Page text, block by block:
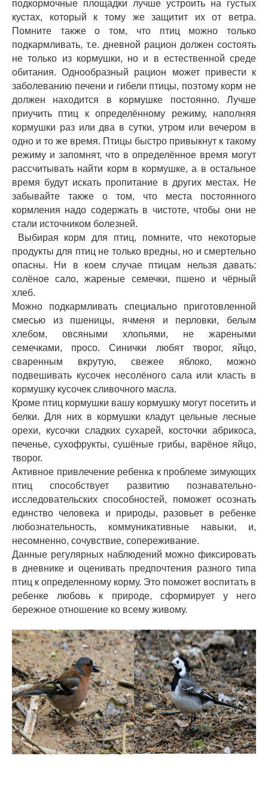
подкормочные площадки лучше устроить на густых
кустах, который к тому же защитит их от ветра.
Помните также о том, что птиц можно только
подкармливать, т.е. дневной рацион должен состоять
не только из кормушки, но и в естественной среде
обитания. Однообразный рацион может привести к
заболеванию печени и гибели птицы, поэтому корм не
должен находится в кормушке постоянно. Лучше
приучить птиц к определённому режиму, наполняя
кормушки раз или два в сутки, утром или вечером в
одно и то же время. Птицы быстро привыкнут к такому
режиму и запомнят, что в определённое время могут
рассчитывать найти корм в кормушке, а в остальное
время будут искать пропитание в других местах. Не
забывайте также о том, что места постоянного
кормления надо содержать в чистоте, чтобы они не
стали источником болезней.
Выбирая корм для птиц, помните, что некоторые
продукты для птиц не только вредны, но и смертельно
опасны. Ни в коем случае птицам нельзя давать:
солёное сало, жареные семечки, пшено и чёрный
хлеб.
Можно подкармливать специально приготовленной
смесью из пшеницы, ячменя и перловки, белым
хлебом, овсяными хлопьями, не жареными
семечками, просо. Синички любят творог, яйцо,
сваренным вкрутую, свежее яблоко, можно
подвешивать кусочек несолёного сала или класть в
кормушку кусочек сливочного масла.
Кроме птиц кормушки вашу кормушку могут посетить и
белки. Для них в кормушки кладут цельные лесные
орехи, кусочки сладких сухарей, косточки абрикоса,
печенье, сухофрукты, сушёные грибы, варёное яйцо,
творог.
Активное привлечение ребенка к проблеме зимующих
птиц способствует развитию познавательно-
исследовательских способностей, поможет осознать
единство человека и природы, разовьет в ребенке
любознательность, коммуникативные навыки, и,
несомненно, сочувствие, сопереживание.
Данные регулярных наблюдений можно фиксировать
в дневнике и оценивать предпочтения разного типа
птиц к определенному корму. Это поможет воспитать в
ребенке любовь к природе, сформирует у него
бережное отношение ко всему живому.